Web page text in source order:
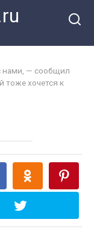
нами, — сообщил
тоже хочется к